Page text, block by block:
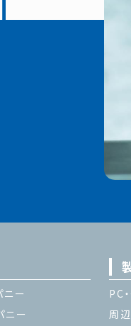
ニー
ニー
PC
周